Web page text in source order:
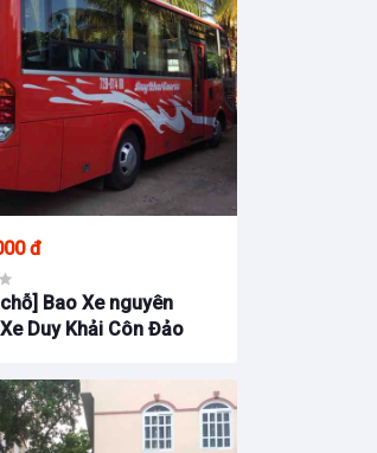
đ
Bao Xe nguyên
Duy Khải Côn Đảo